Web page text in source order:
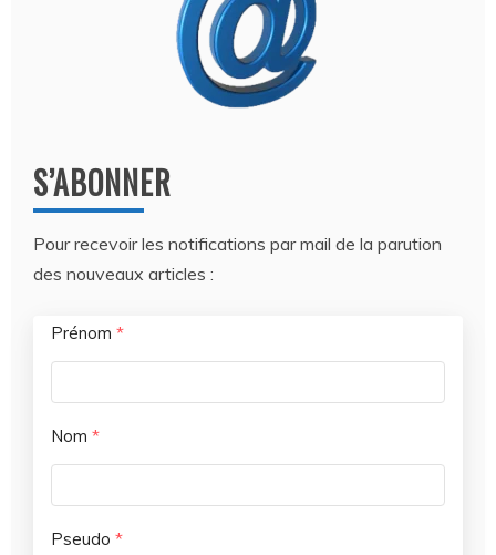
S’ABONNER
Pour recevoir les notifications par mail de la parution
des nouveaux articles :
Prénom *
Nom *
Pseudo *